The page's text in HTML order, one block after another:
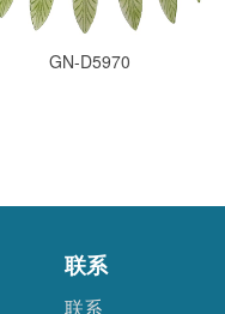
GN-D5970
联系
联系